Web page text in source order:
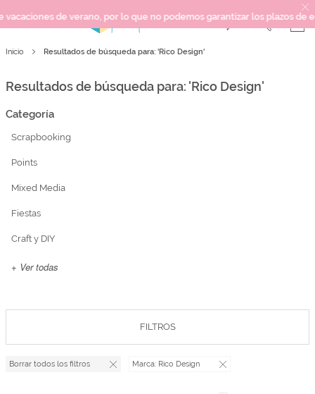
por lo que no podemos garantizar los plazos de entrega ni
Novedades
SCRAPBOOKING
CRAFT Y DIY
PAPELERÍA Y FIESTAS
REGALOS
Inicio Resultados de búsqueda para: 'Rico Design'
Resultados de búsqueda para: 'Rico Design'
Categoría
Scrapbooking
Points
Mixed Media
Fiestas
Craft y DIY
+ Ver todas
FILTROS
Borrar todos los filtros Marca: Rico Design